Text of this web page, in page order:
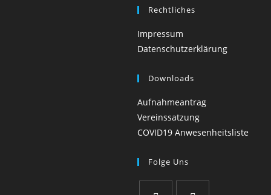
Rechtliches
Impressum
Datenschutzerklärung
Downloads
Aufnahmeantrag
Vereinssatzung
COVID19 Anwesenheitsliste
Folge Uns